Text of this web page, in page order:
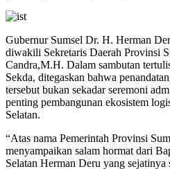
Gubernur Sumsel Dr. H. Herman
diwakili Sekretaris Daerah Provinsi
Candra,M.H. Dalam sambutan
Sekda, ditegaskan bahwa
tersebut bukan sekadar seremoni
penting pembangunan ekosistem
Selatan.
“Atas nama Pemerintah Provinsi
menyampaikan salam hormat dari
Selatan Herman Deru yang sejatinya